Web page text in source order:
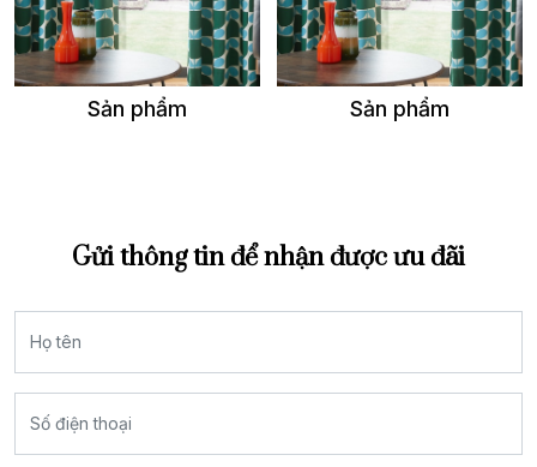
Sản phẩm Sản phẩm
Gửi thông tin để nhận được ưu đãi